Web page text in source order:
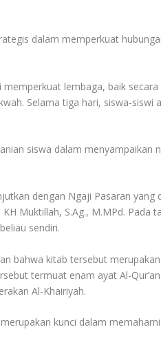
dalam memperkuat
lembaga, baik
Selama tiga hari, siswa-siswi
siswa dalam menyampaikan
dengan Ngaji Pasaran yang
Muktillah, S.Ag., M.MPd. Pada
sendiri.
bahwa kitab tersebut
termuat enam ayat Al-
Al-Khairiyah.
kunci dalam